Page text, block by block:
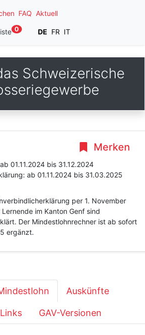
FAQ Aktuell
0 DE FR IT
Schweizerische
Merken
ab 01.11.2024 bis 31.12.2024
ab 01.11.2024 bis 31.03.2025
per 1. November
im Kanton Genf sind
Der Mindestlohnrechner ist ab sofort
ergänzt.
Auskünfte
GAV-Versionen